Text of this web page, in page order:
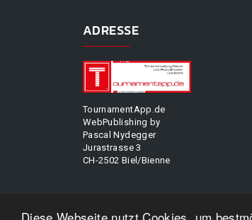
Diese Webseite nutzt Cookies, um
ADRESSE
TournamentApp.de
WebPublishing by
Pascal Nydegger
Jurastrasse 3
CH-2502 Biel/Bienne